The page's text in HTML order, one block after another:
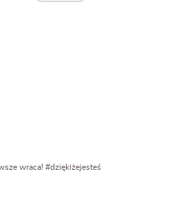
wraca! #dziękiżejesteś